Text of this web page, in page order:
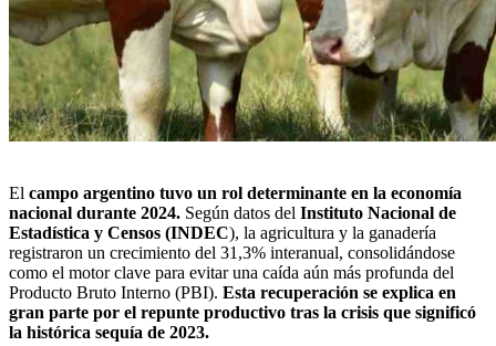
El campo argentino tuvo un rol determinante en la economía
nacional durante 2024. Según datos del Instituto Nacional de
Estadística y Censos (INDEC), la agricultura y la ganadería
registraron un crecimiento del 31,3% interanual, consolidándose
como el motor clave para evitar una caída aún más profunda del
Producto Bruto Interno (PBI). Esta recuperación se explica en
gran parte por el repunte productivo tras la crisis que significó
la histórica sequía de 2023.